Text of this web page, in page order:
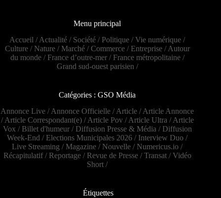
Menu principal
Accueil /Actualité / Société / Politique /Vie numérique /
Culture/ Nature/ Marché/Commerce/ Entreprise/Autour
du monde/ France d’outre-mer/ France métropolitaine/
Grand sud-ouest parisien /
Catégories : GSO Média
Annonce Live /Annonce Officielle /Article /Article Annonce
/Article Correspondant(e)/Article Pov/Article Ultra /Article
Vox / Billet d'humeur/ Diffusion Presse & Média / Diffusion
Week-End / Elections Municipales 2026 / Interview Duo /
Live Streaming / Magazine / Nouvelle / Numericus.io /
Récapitulatif/ Reportage/ Revue de Presse/Transat/Vidéo
Short /
Étiquettes